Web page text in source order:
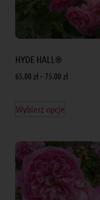
HYDE HALL®
65.00 zł– 75.00 zł
Wybierz opcje